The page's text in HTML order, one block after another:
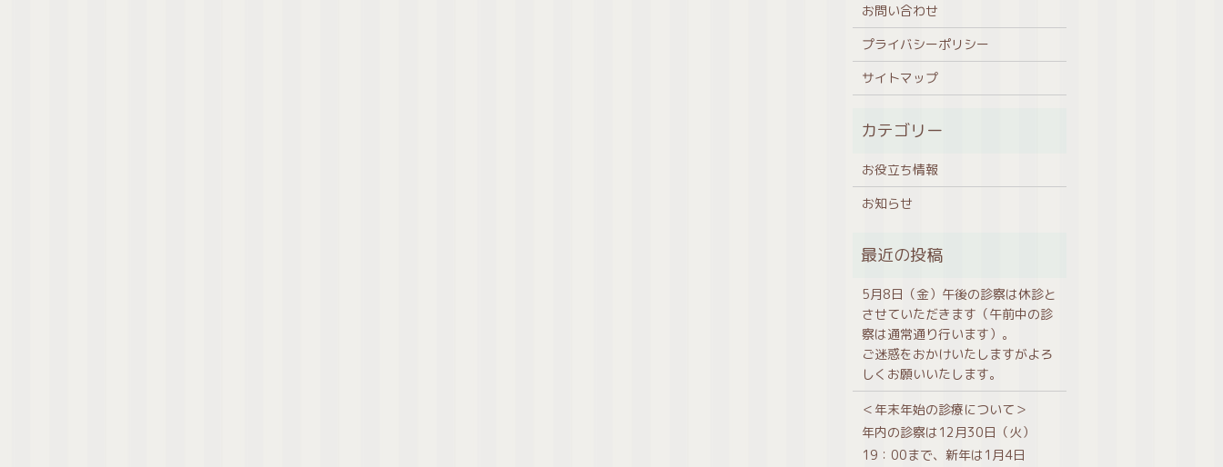
お問い合わせ
プライバシーポリシー
サイトマップ
お役立ち情報
お知らせ
5月8日（金）午後の診察は休診と
させていただきます（午前中の診
察は通常通り行います）。
ご迷惑をおかけいたしますがよろ
しくお願いいたします。
＜年末年始の診療について＞
年内の診察は12月30日（火）
19：00まで、新年は1月4日